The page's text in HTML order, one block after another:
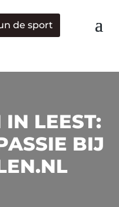
de sport
LEEST:
BIJ